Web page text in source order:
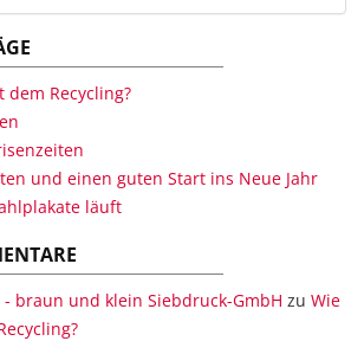
dem Recycling?
und einen guten Start ins Neue Jahr
läuft
braun und klein Siebdruck-GmbH zu Wie